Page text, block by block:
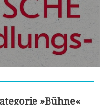
»Bühne«